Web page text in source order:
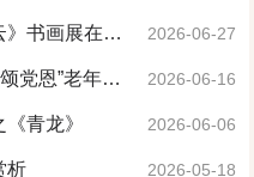
书画展在安
2026-06-27
党恩”老年书
2026-06-16
青龙》 2026-06-06
析 2026-05-18